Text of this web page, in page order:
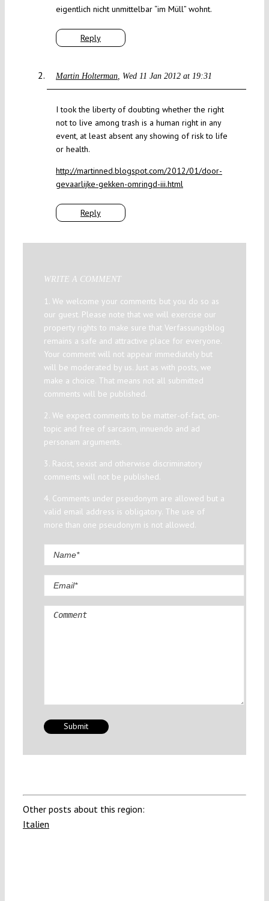
Reply
eigentlich nicht unmittelbar “im Müll” wohnt.
Martin Holterman Wed 11 Jan 2012 at 19:31
Reply
I took the liberty of doubting whether the right
not to live among trash is a human right in any
event, at least absent any showing of risk to life
or health.
http://martinned.blogspot.com/2012/01/door-
gevaarlijke-gekken-omringd-iii.html
WRITE A COMMENT
1. We welcome your comments but you do so as
our guest. Please note that we will exercise our
property rights to make sure that Verfassungsblog
remains a safe and attractive place for everyone.
Your comment will not appear immediately but
will be moderated by us. Just as with posts, we
make a choice. That means not all submitted
comments will be published.
2. We expect comments to be matter-of-fact, on-
topic and free of sarcasm, innuendo and ad
personam arguments.
3. Racist, sexist and otherwise discriminatory
comments will not be published.
4. Comments under pseudonym are allowed but a
valid email address is obligatory. The use of
more than one pseudonym is not allowed.
Comment
Other posts about this region:
Italien